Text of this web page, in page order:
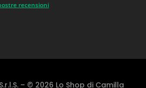
recensioni
– © 2026 Lo Shop di Camilla